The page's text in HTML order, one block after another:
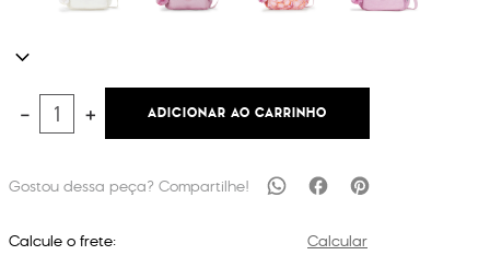
＋
－ ADICIONAR AO CARRINHO
Calcule o frete: Calcular